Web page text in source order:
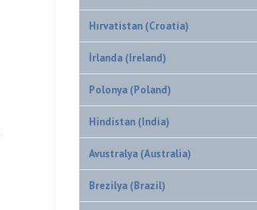
Hırvatistan (Croatia)
İrlanda (Ireland)
Polonya (Poland)
Hindistan (India)
Avustralya (Australia)
Brezilya (Brazil)